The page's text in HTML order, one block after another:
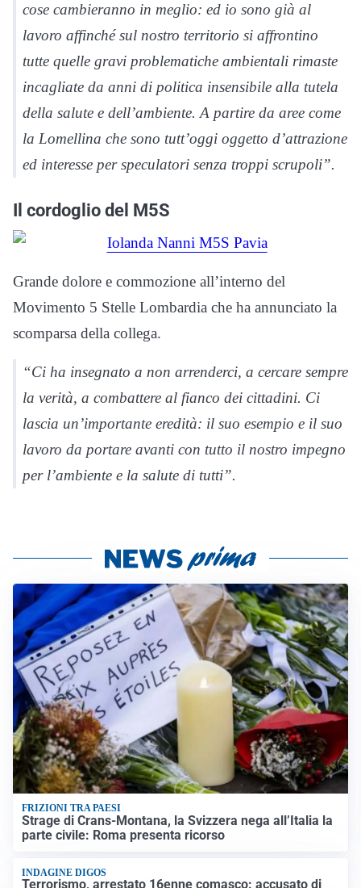
cose cambieranno in meglio: ed io sono già al
lavoro affinché sul nostro territorio si affrontino
tutte quelle gravi problematiche ambientali rimaste
incagliate da anni di politica insensibile alla tutela
della salute e dell’ambiente. A partire da aree come
la Lomellina che sono tutt’oggi oggetto d’attrazione
ed interesse per speculatori senza troppi scrupoli”.
Il cordoglio del M5S
Grande dolore e commozione all’interno del
Movimento 5 Stelle Lombardia che ha annunciato la
scomparsa della collega.
“Ci ha insegnato a non arrenderci, a cercare sempre
la verità, a combattere al fianco dei cittadini. Ci
lascia un’importante eredità: il suo esempio e il suo
lavoro da portare avanti con tutto il nostro impegno
per l’ambiente e la salute di tutti”.
FRIZIONI TRA PAESI
Strage di Crans-Montana, la Svizzera nega all’Italia la
parte civile: Roma presenta ricorso
INDAGINE DIGOS
Terrorismo, arrestato 16enne comasco: accusato di